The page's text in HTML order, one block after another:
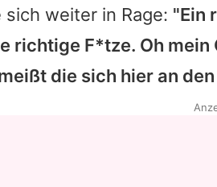
weiter in Rage: "Ein
richtige F*tze. Oh
die sich hier an den